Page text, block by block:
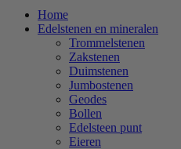
Home
Edelstenen en mineralen
Trommelstenen
Zakstenen
Duimstenen
Jumbostenen
Geodes
Bollen
Edelsteen punt
Eieren